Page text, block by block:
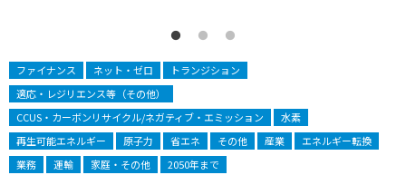
ファイナンス ネット・ゼロ
トランジション
適応・レジリエンス等（その他）
CCUS・カーボンリサイクル/ネガティブ・エミッション
水素
再生可能エネルギー
原子力 省エネ その他 産業
エネルギー転換
業務
運輸 家庭・その他 2050年まで